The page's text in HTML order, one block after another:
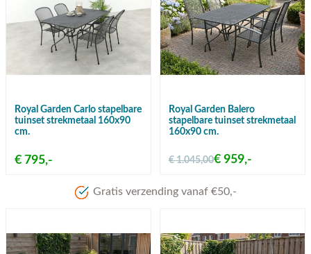
Royal Garden Carlo stapelbare
tuinset strekmetaal 160x90
cm.
€ 795,-
Royal Garden Balero
stapelbare tuinset strekmetaal
160x90 cm.
€ 1.045,00€ 959,-
Meer dan 80 jaar ervaring